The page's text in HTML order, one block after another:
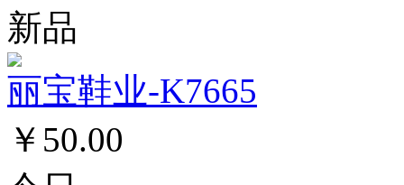
新品
丽宝鞋业-K7665
￥50.00